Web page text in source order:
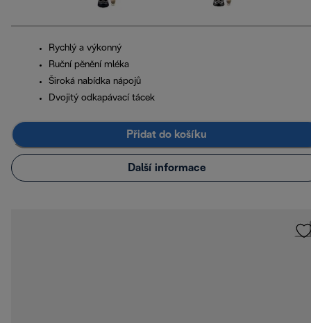
Rychlý a výkonný
Ruční pěnění mléka
Široká nabídka nápojů
Dvojitý odkapávací tácek
Přidat do košíku
Další informace